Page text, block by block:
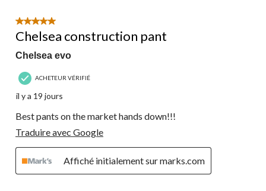
5 étoile(s) sur 5.
Chelsea construction pant
Chelsea evo
ACHETEUR VÉRIFIÉ
il y a 19 jours
Best pants on the market hands down!!!
Traduire avec Google
Affiché initialement sur marks.com